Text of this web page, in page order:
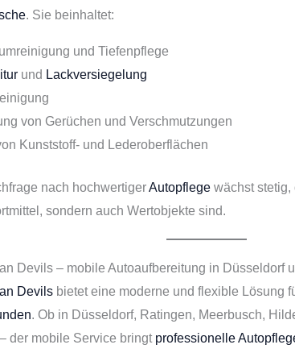
. Sie beinhaltet:
und Tiefenpflege
und Lackversiegelung
von Gerüchen und Verschmutzungen
Kunststoff- und Lederoberflächen
nach hochwertigerAutopflegewächst stetig,
sondern auch Wertobjekte sind.
Devils – mobile Autoaufbereitung in Düsseldorf
Devilsbietet eine moderne und flexible Lösung
. Ob in Düsseldorf, Ratingen, Meerbusch,
der mobile Service bringt professionelle